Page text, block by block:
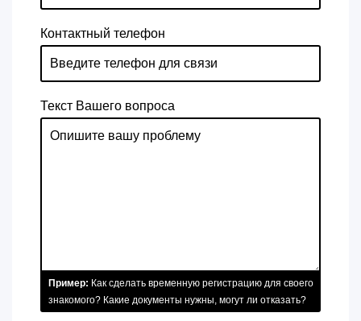
Контактный телефон
Текст Вашего вопроса
Пример: Как сделать временную регистрацию для своего
знакомого? Какие документы нужны, могут ли отказать?